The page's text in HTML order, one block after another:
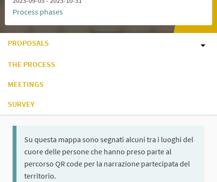
Process phases
PROPOSALS
THE PROCESS
MEETINGS
SURVEY
Su questa mappa sono segnati alcuni tra i luoghi del
cuore delle persone che hanno preso parte al
percorso QR code per la narrazione partecipata del
territorio.